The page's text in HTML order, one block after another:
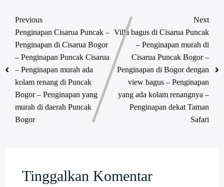
Previous
Penginapan Cisarua Puncak –
Penginapan di Cisarua Bogor
– Penginapan Puncak Cisarua
– Penginapan murah ada
kolam renang di Puncak
Bogor – Penginapan yang
murah di daerah Puncak
Bogor
Next
Villa bagus di Cisarua Puncak
– Penginapan murah di
Cisarua Puncak Bogor –
Penginapan di Bogor dengan
view bagus – Penginapan
yang ada kolam renangnya –
Penginapan dekat Taman
Safari
Tinggalkan Komentar